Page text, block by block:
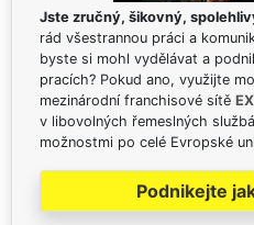
Jste zručný, šikovný,
rád všestrannou práci a
byste si mohl vydělávat a
pracích? Pokud ano, využijte
mezinárodní franchisové sítě
v libovolných řemeslných
možnostmi po celé Evropské
Podnikejte